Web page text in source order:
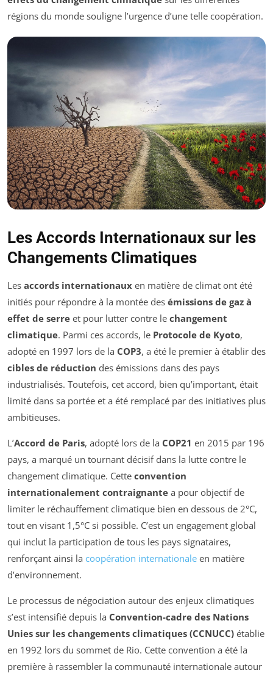
régions du monde souligne l’urgence d’une telle coopération.
Les Accords Internationaux sur les
Changements Climatiques
Les accords internationaux en matière de climat ont été
initiés pour répondre à la montée des émissions de gaz à
effet de serre et pour lutter contre le changement
climatique. Parmi ces accords, le Protocole de Kyoto,
adopté en 1997 lors de la COP3, a été le premier à établir des
cibles de réduction des émissions dans des pays
industrialisés. Toutefois, cet accord, bien qu’important, était
limité dans sa portée et a été remplacé par des initiatives plus
ambitieuses.
L’Accord de Paris, adopté lors de la COP21 en 2015 par 196
pays, a marqué un tournant décisif dans la lutte contre le
changement climatique. Cette convention
internationalement contraignante a pour objectif de
limiter le réchauffement climatique bien en dessous de 2°C,
tout en visant 1,5°C si possible. C’est un engagement global
qui inclut la participation de tous les pays signataires,
renforçant ainsi la coopération internationale en matière
d’environnement.
Le processus de négociation autour des enjeux climatiques
s’est intensifié depuis la Convention-cadre des Nations
Unies sur les changements climatiques (CCNUCC) établie
en 1992 lors du sommet de Rio. Cette convention a été la
première à rassembler la communauté internationale autour